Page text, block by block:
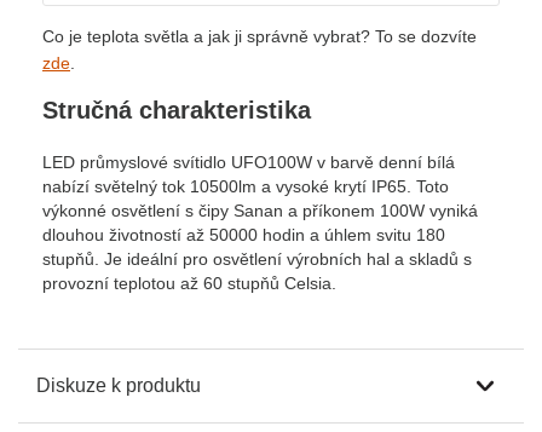
Co je teplota světla a jak ji správně vybrat? To se dozvíte
zde
Stručná charakteristika
LED průmyslové svítidlo UFO100W v barvě denní bílá
nabízí světelný tok 10500lm a vysoké krytí IP65. Toto
výkonné osvětlení s čipy Sanan a příkonem 100W vyniká
dlouhou životností až 50000 hodin a úhlem svitu 180
stupňů. Je ideální pro osvětlení výrobních hal a skladů s
provozní teplotou až 60 stupňů Celsia.
Diskuze k produktu